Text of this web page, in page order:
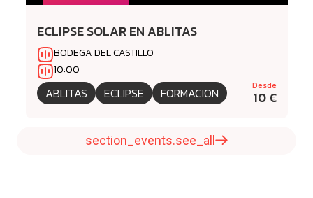
ECLIPSE SOLAR EN ABLITAS
BODEGA DEL CASTILLO
10:00
ABLITAS ECLIPSE FORMACION Desde
10 €
section_events.see_all